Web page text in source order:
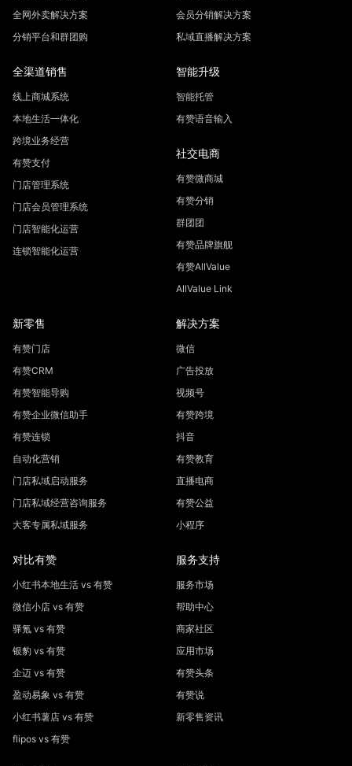
全网外卖解决方案
分销平台和群团购
会员分销解决方案
私域直播解决方案
全渠道销售
线上商城系统
本地生活一体化
跨境业务经营
有赞支付
门店管理系统
门店会员管理系统
门店智能化运营
连锁智能化运营
智能升级
智能托管
有赞语音输入
社交电商
有赞微商城
有赞分销
群团团
有赞品牌旗舰
有赞AllValue
AllValue Link
新零售
有赞门店
有赞CRM
有赞智能导购
有赞企业微信助手
有赞连锁
自动化营销
门店私域启动服务
门店私域经营咨询服务
大客专属私域服务
解决方案
微信
广告投放
视频号
有赞跨境
抖音
有赞教育
直播电商
有赞公益
小程序
对比有赞
小红书本地生活 vs 有赞
微信小店 vs 有赞
驿氪 vs 有赞
银豹 vs 有赞
企迈 vs 有赞
盈动易象 vs 有赞
小红书薯店 vs 有赞
flipos vs 有赞
服务支持
服务市场
帮助中心
商家社区
应用市场
有赞头条
有赞说
新零售资讯